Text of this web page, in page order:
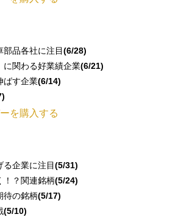
品各社に注目(6/28)
に関わる好業績企業(6/21)
ばす企業(6/14)
を購入する
企業に注目(5/31)
！？関連銘柄(5/24)
待の銘柄(5/17)
(5/10)